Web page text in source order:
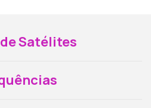
Satélites